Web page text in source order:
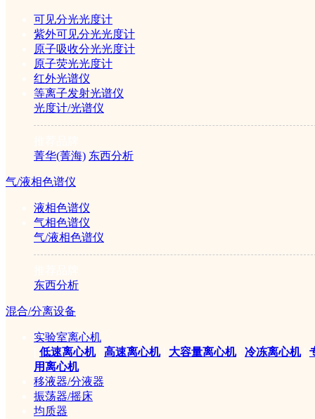
可见分光光度计
紫外可见分光光度计
原子吸收分光光度计
原子荧光光度计
红外光谱仪
等离子发射光谱仪
光度计/光谱仪
菁华(菁海) 东西分析
气/液相色谱仪
液相色谱仪
气相色谱仪
气/液相色谱仪
东西分析
混合/分离设备
实验室离心机
低速离心机 高速离心机 大容量离心机 冷冻离心机
用离心机
移液器/分液器
振荡器/摇床
均质器
药品稳定性实验
箱
溶出度仪
崩解仪
环境水质
专用仪器
BOD测定仪
化工化学
罗氏泡沫仪
白度计
KDN-19H自动定氮仪